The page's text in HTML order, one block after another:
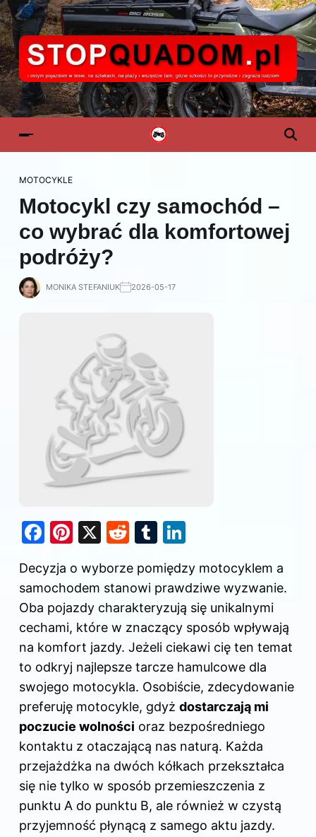
MOTOCYKLE
Motocykl czy samochód –
co wybrać dla komfortowej
podróży?
MONIKA STEFANIUK 2026-05-17
F
c
e
b
o
o
k
Pi
er
e
st
X
R
d
di
t
T
m
bl
r
k
e
dI
n
Decyzja o wyborze pomiędzy motocyklem a
samochodem stanowi prawdziwe wyzwanie.
Oba pojazdy charakteryzują się unikalnymi
cechami, które w znaczący sposób wpływają
na komfort jazdy. Jeżeli ciekawi cię ten temat
to odkryj najlepsze tarcze hamulcowe dla
swojego motocykla. Osobiście, zdecydowanie
preferuję motocykle, gdyż dostarczają mi
poczucie wolności oraz bezpośredniego
kontaktu z otaczającą nas naturą. Każda
przejażdżka na dwóch kółkach przekształca
się nie tylko w sposób przemieszczenia z
punktu A do punktu B, ale również w czystą
przyjemność płynącą z samego aktu jazdy.